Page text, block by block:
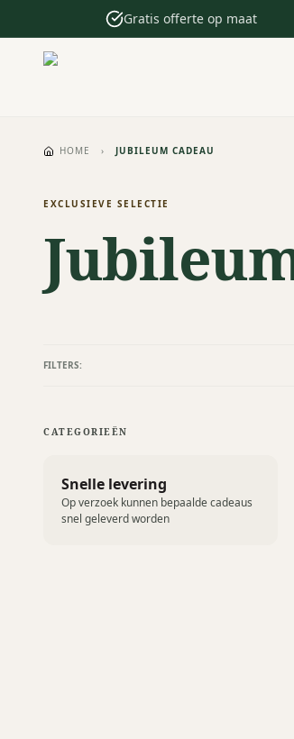
Gratis offerte op maat
HOME › JUBILEUM CADEAU
EXCLUSIEVE SELECTIE
FILTERS:
CATEGORIEËN
Snelle levering
Op verzoek kunnen bepaalde cadeaus
snel geleverd worden